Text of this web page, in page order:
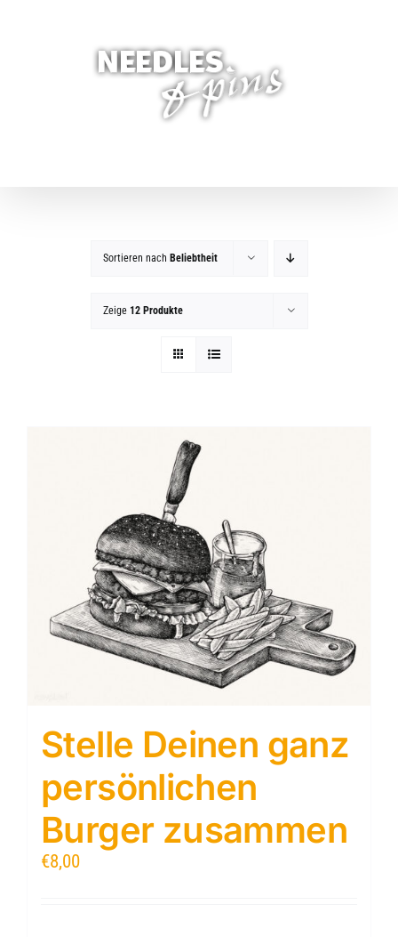
Sortieren nach Beliebtheit
Zeige 12 Produkte
Stelle Deinen ganz
persönlichen
Burger zusammen
€8,00